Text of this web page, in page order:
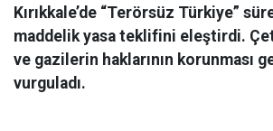
Kırıkkale’de “Terörsüz Türkiye”
maddelik yasa teklifini eleştirdi.
ve gazilerin haklarının korunması
vurguladı.